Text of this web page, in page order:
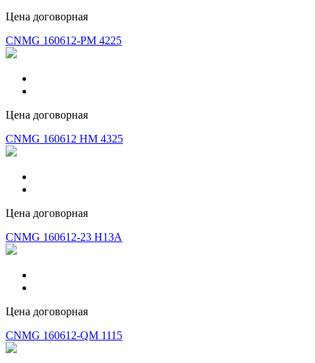
Цена договорная
CNMG 160612-PM 4225
Цена договорная
CNMG 160612 HM 4325
Цена договорная
CNMG 160612-23 H13A
Цена договорная
CNMG 160612-QM 1115